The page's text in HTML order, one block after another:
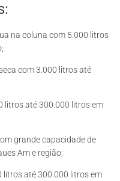
na coluna com 5.000 litros
com 3.000 litros até
litros até 300.000 litros em
grande capacidade de
Am e região;
litros até 300.000 litros em